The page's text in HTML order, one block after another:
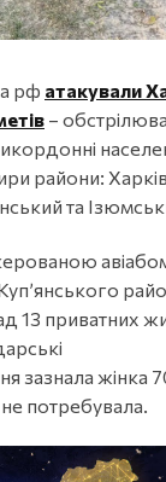
рф атакували
–
райони:
та
керованою
13 приватних
зазнала жінка
не потребувала.